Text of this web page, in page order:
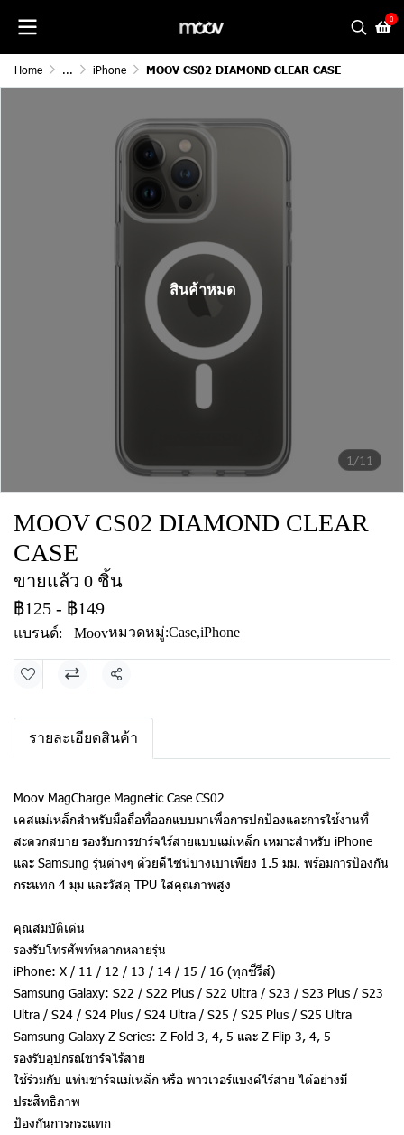
0
Home ... iPhone MOOV CS02 DIAMOND CLEAR CASE
1/11
สินค้าหมด
MOOV CS02 DIAMOND CLEAR
CASE
ขายแล้ว 0 ชิ้น
฿125 - ฿149
แบรนด์: Moovหมวดหมู่:Case,iPhone
แชร์
รายละเอียดสินค้า
Moov MagCharge Magnetic Case CS02
เคสแม่เหล็กสำหรับมือถือที่ออกแบบมาเพื่อการปกป้องและการใช้งานที่
สะดวกสบาย รองรับการชาร์จไร้สายแบบแม่เหล็ก เหมาะสำหรับ iPhone
และ Samsung รุ่นต่างๆ ด้วยดีไซน์บางเบาเพียง 1.5 มม. พร้อมการป้องกัน
กระแทก 4 มุม และวัสดุ TPU ใสคุณภาพสูง
คุณสมบัติเด่น
รองรับโทรศัพท์หลากหลายรุ่น
iPhone: X / 11 / 12 / 13 / 14 / 15 / 16 (ทุกซีรีส์)
Samsung Galaxy: S22 / S22 Plus / S22 Ultra / S23 / S23 Plus / S23
Ultra / S24 / S24 Plus / S24 Ultra / S25 / S25 Plus / S25 Ultra
Samsung Galaxy Z Series: Z Fold 3, 4, 5 และ Z Flip 3, 4, 5
รองรับอุปกรณ์ชาร์จไร้สาย
ใช้ร่วมกับ แท่นชาร์จแม่เหล็ก หรือ พาวเวอร์แบงค์ไร้สาย ได้อย่างมี
ประสิทธิภาพ
ป้องกันการกระแทก